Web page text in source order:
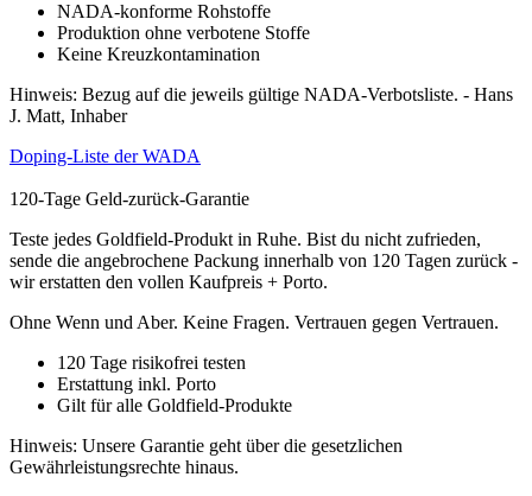
NADA-konforme Rohstoffe
Produktion ohne verbotene Stoffe
Keine Kreuzkontamination
Hinweis: Bezug auf die jeweils gültige NADA-Verbotsliste. - Hans
J. Matt, Inhaber
Doping-Liste der WADA
120-Tage Geld-zurück-Garantie
Teste jedes Goldfield-Produkt in Ruhe. Bist du nicht zufrieden,
sende die angebrochene Packung innerhalb von 120 Tagen zurück -
wir erstatten den vollen Kaufpreis + Porto.
Ohne Wenn und Aber. Keine Fragen. Vertrauen gegen Vertrauen.
120 Tage risikofrei testen
Erstattung inkl. Porto
Gilt für alle Goldfield-Produkte
Hinweis: Unsere Garantie geht über die gesetzlichen
Gewährleistungsrechte hinaus.